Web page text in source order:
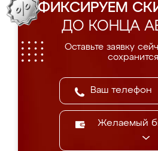
ФИКСИРУЕМ
ДО КОНЦА
Оставьте заявку
Желаемый